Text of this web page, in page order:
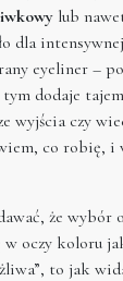
lub
dla
eyeliner –
dodaje
wyjścia czy
co robię, i
że
w oczy koloru
to jak